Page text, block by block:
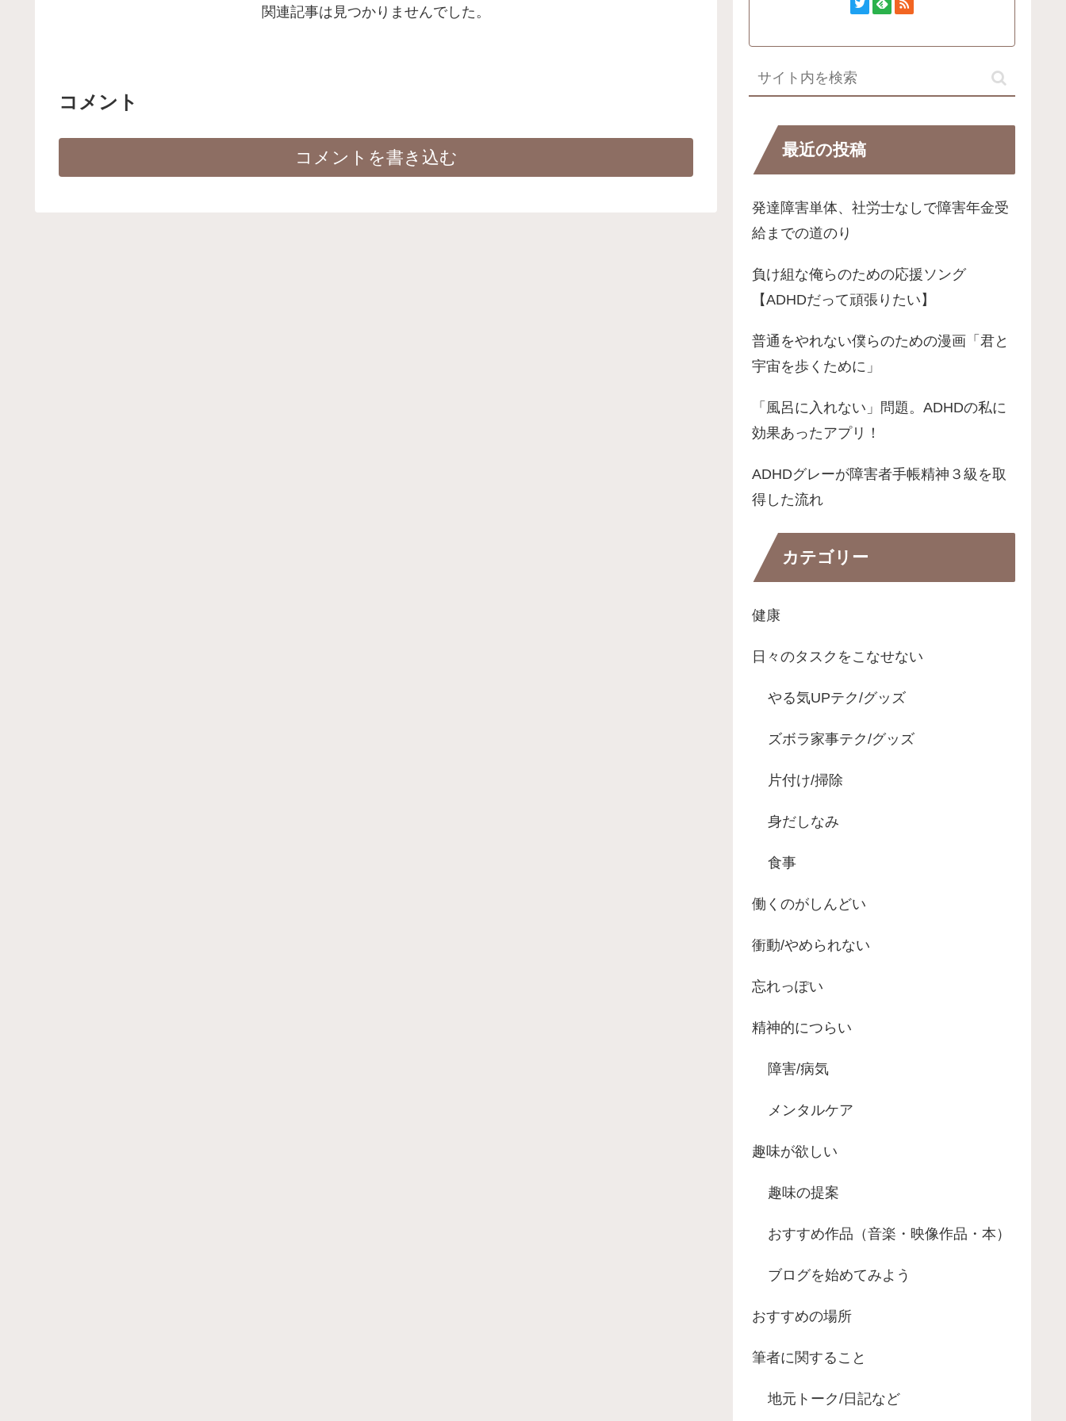
関連記事は見つかりませんでした。
コメント
コメントを書き込む 最近の投稿
発達障害単体、社労士なしで障害年金受
給までの道のり
負け組な俺らのための応援ソング
【ADHDだって頑張りたい】
普通をやれない僕らのための漫画「君と
宇宙を歩くために」
「風呂に入れない」問題。ADHDの私に
効果あったアプリ！
ADHDグレーが障害者手帳精神３級を取
得した流れ
カテゴリー
健康
日々のタスクをこなせない
やる気UPテク/グッズ
ズボラ家事テク/グッズ
片付け/掃除
身だしなみ
食事
働くのがしんどい
衝動/やめられない
忘れっぽい
精神的につらい
障害/病気
メンタルケア
趣味が欲しい
趣味の提案
おすすめ作品（音楽・映像作品・本）
ブログを始めてみよう
おすすめの場所
筆者に関すること
地元トーク/日記など